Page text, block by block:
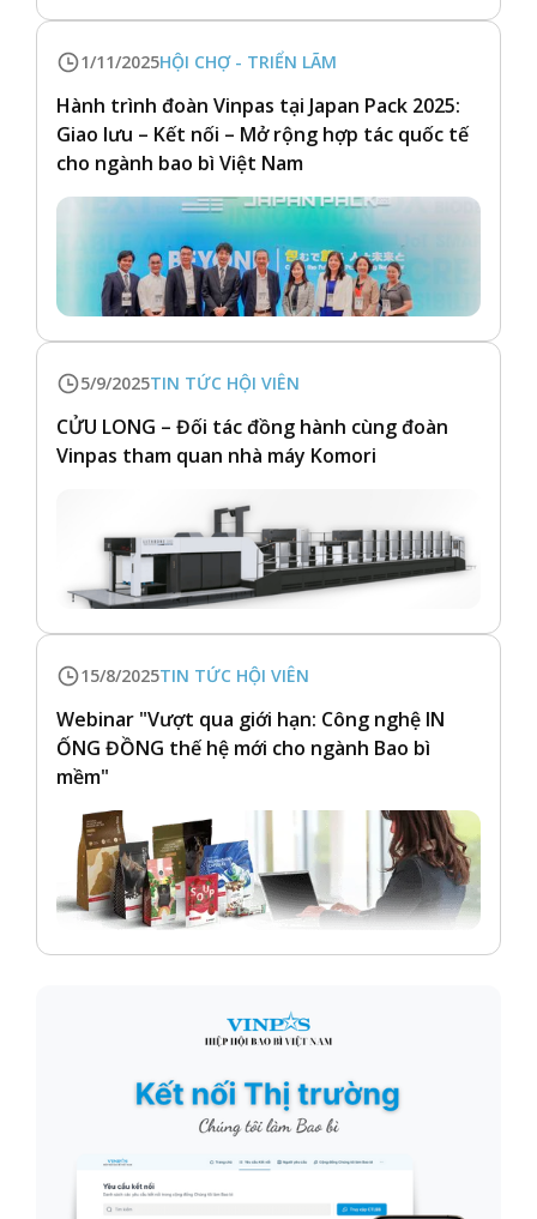
1/11/2025HỘI CHỢ - TRIỂN LÃM
Hành trình đoàn Vinpas tại Japan Pack 2025:
Giao lưu – Kết nối – Mở rộng hợp tác quốc tế
cho ngành bao bì Việt Nam
5/9/2025TIN TỨC HỘI VIÊN
CỬU LONG – Đối tác đồng hành cùng đoàn
Vinpas tham quan nhà máy Komori
15/8/2025TIN TỨC HỘI VIÊN
Webinar "Vượt qua giới hạn: Công nghệ IN
ỐNG ĐỒNG thế hệ mới cho ngành Bao bì
mềm"